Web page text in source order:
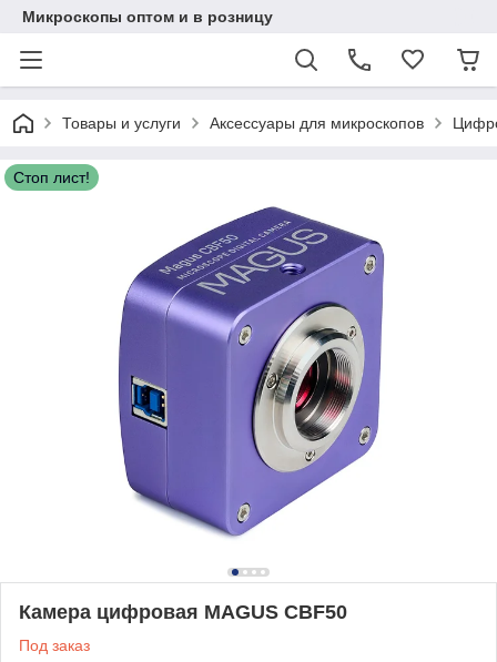
Микроскопы оптом и в розницу
Товары и услуги Аксессуары для микроскопов
Стоп лист!
Камера цифровая MAGUS CBF50
Под заказ